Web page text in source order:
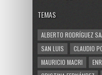
TEMAS
ALBERTO RODRÍGUEZ
SAN LUIS
CLAUDIO
MAURICIO MACRI